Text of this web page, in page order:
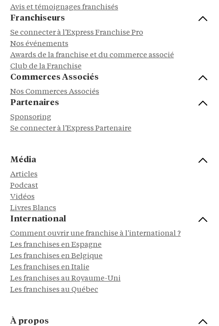
Avis et témoignages franchisés
Franchiseurs
Se connecter à l'Express Franchise Pro
Nos événements
Awards de la franchise et du commerce associé
Club de la Franchise
Commerces Associés
Nos Commerces Associés
Partenaires
Sponsoring
Se connecter à l'Express Partenaire
Média
Articles
Podcast
Vidéos
Livres Blancs
International
Comment ouvrir une franchise à l'international ?
Les franchises en Espagne
Les franchises en Belgique
Les franchises en Italie
Les franchises au Royaume-Uni
Les franchises au Québec
À propos